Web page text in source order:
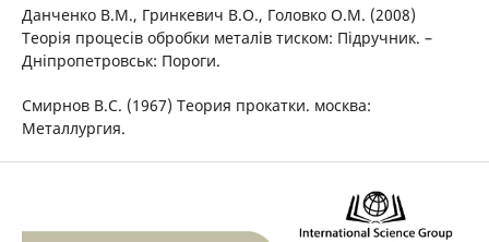
Данченко В.М., Гринкевич В.О., Головко О.М. (2008)
Теорія процесів обробки металів тиском: Підручник. –
Дніпропетровськ: Пороги.
Смирнов В.С. (1967) Теория прокатки. москва:
Металлургия.